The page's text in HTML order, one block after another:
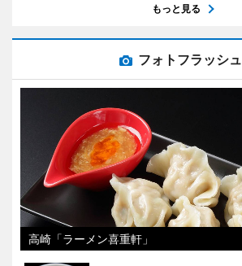
もっと見る
フォトフラッシュ
高崎「ラーメン喜重軒」